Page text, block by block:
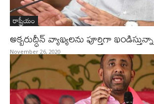
రాష్ట్రీయం
అక్బరుద్ధీన్ వ్యాఖ్యలను పూర్తిగా ఖండిస్తున్నా
November 26, 2020